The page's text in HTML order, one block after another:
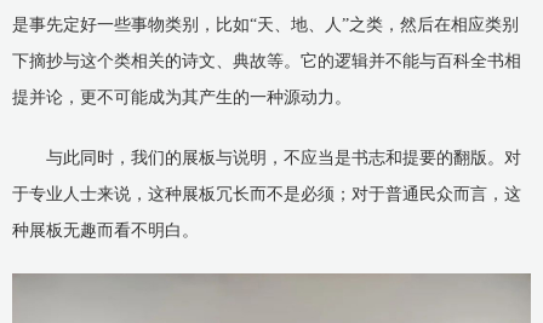
是事先定好一些事物类别，比如“天、地、人”之类，然后在相应类别
下摘抄与这个类相关的诗文、典故等。它的逻辑并不能与百科全书相
提并论，更不可能成为其产生的一种源动力。
与此同时，我们的展板与说明，不应当是书志和提要的翻版。对
于专业人士来说，这种展板冗长而不是必须；对于普通民众而言，这
种展板无趣而看不明白。